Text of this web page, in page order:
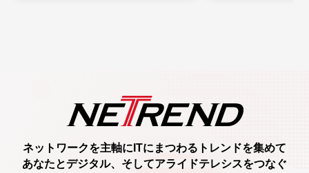
ネットワークを主軸に ITにまつわるトレンドを集めて
あなたとデジタル、 そしてアライドテレシスをつなぐ